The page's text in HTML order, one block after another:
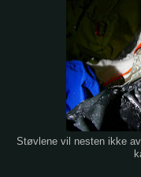
Støvlene vil nesten ikke